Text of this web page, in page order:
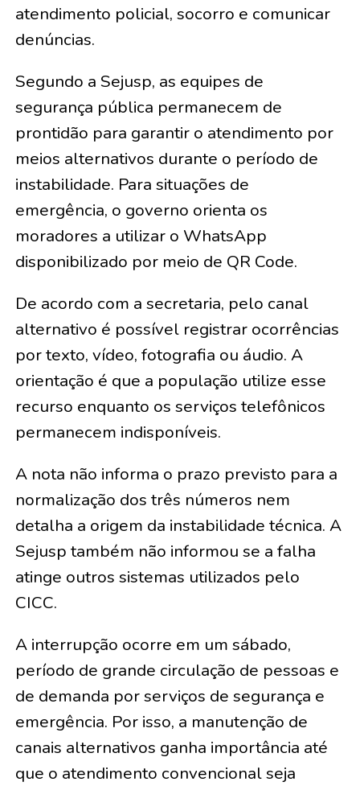
atendimento policial, socorro e comunicar
denúncias.
Segundo a Sejusp, as equipes de
segurança pública permanecem de
prontidão para garantir o atendimento por
meios alternativos durante o período de
instabilidade. Para situações de
emergência, o governo orienta os
moradores a utilizar o WhatsApp
disponibilizado por meio de QR Code.
De acordo com a secretaria, pelo canal
alternativo é possível registrar ocorrências
por texto, vídeo, fotografia ou áudio. A
orientação é que a população utilize esse
recurso enquanto os serviços telefônicos
permanecem indisponíveis.
A nota não informa o prazo previsto para a
normalização dos três números nem
detalha a origem da instabilidade técnica. A
Sejusp também não informou se a falha
atinge outros sistemas utilizados pelo
CICC.
A interrupção ocorre em um sábado,
período de grande circulação de pessoas e
de demanda por serviços de segurança e
emergência. Por isso, a manutenção de
canais alternativos ganha importância até
que o atendimento convencional seja